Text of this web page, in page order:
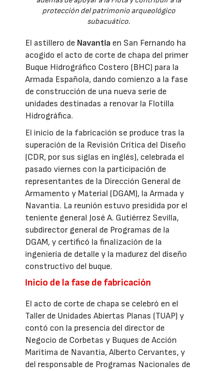
protección del patrimonio arqueológico
subacuático.
El astillero de Navantia en San Fernando ha
acogido el acto de corte de chapa del primer
Buque Hidrográfico Costero (BHC) para la
Armada Española, dando comienzo a la fase
de construcción de una nueva serie de
unidades destinadas a renovar la Flotilla
Hidrográfica.
El inicio de la fabricación se produce tras la
superación de la Revisión Crítica del Diseño
(CDR, por sus siglas en inglés), celebrada el
pasado viernes con la participación de
representantes de la Dirección General de
Armamento y Material (DGAM), la Armada y
Navantia. La reunión estuvo presidida por el
teniente general José A. Gutiérrez Sevilla,
subdirector general de Programas de la
DGAM, y certificó la finalización de la
ingeniería de detalle y la madurez del diseño
constructivo del buque.
Inicio de la fase de fabricación
El acto de corte de chapa se celebró en el
Taller de Unidades Abiertas Planas (TUAP) y
contó con la presencia del director de
Negocio de Corbetas y Buques de Acción
Marítima de Navantia, Alberto Cervantes, y
del responsable de Programas Nacionales de